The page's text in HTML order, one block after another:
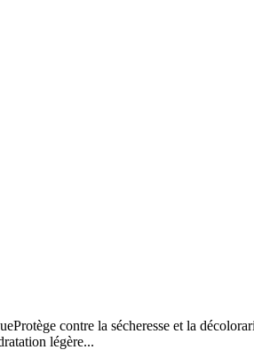
contre la sécheresse et la
légère...